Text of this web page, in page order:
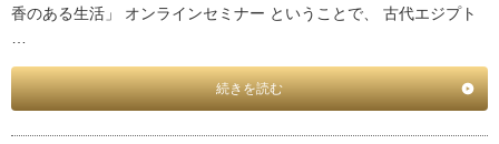
香のある生活」 オンラインセミナー ということで、 古代エジプト
続きを読む